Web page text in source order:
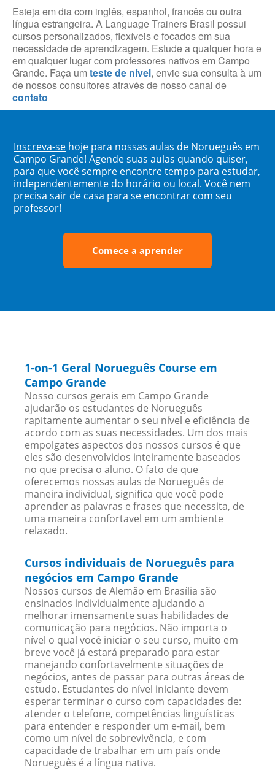
Esteja em dia com inglês, espanhol, francês ou outra
língua estrangeira. A Language Trainers Brasil possui
cursos personalizados, flexíveis e focados em sua
necessidade de aprendizagem. Estude a qualquer hora e
em qualquer lugar com professores nativos em Campo
Grande. Faça um teste de nível, envie sua consulta à um
de nossos consultores através de nosso canal de
contato
Inscreva-se hoje para nossas aulas de Norueguês em
Campo Grande! Agende suas aulas quando quiser,
para que você sempre encontre tempo para estudar,
independentemente do horário ou local. Você nem
precisa sair de casa para se encontrar com seu
professor!
Comece a aprender
1-on-1 Geral Norueguês Course em
Campo Grande
Nosso cursos gerais em Campo Grande
ajudarão os estudantes de Norueguês
rapitamente aumentar o seu nível e eficiência de
acordo com as suas necessidades. Um dos mais
empolgates aspectos dos nossos cursos é que
eles são desenvolvidos inteiramente baseados
no que precisa o aluno. O fato de que
oferecemos nossas aulas de Norueguês de
maneira individual, significa que você pode
aprender as palavras e frases que necessita, de
uma maneira confortavel em um ambiente
relaxado.
Cursos individuais de Norueguês para
negócios em Campo Grande
Nossos cursos de Alemão em Brasília são
ensinados individualmente ajudando a
melhorar imensamente suas habilidades de
comunicação para negócios. Não importa o
nível o qual você iniciar o seu curso, muito em
breve você já estará preparado para estar
manejando confortavelmente situações de
negócios, antes de passar para outras áreas de
estudo. Estudantes do nível iniciante devem
esperar terminar o curso com capacidades de:
atender o telefone, competências linguísticas
para entender e responder um e-mail, bem
como um nível de sobrevivência, e com
capacidade de trabalhar em um país onde
Norueguês é a língua nativa.